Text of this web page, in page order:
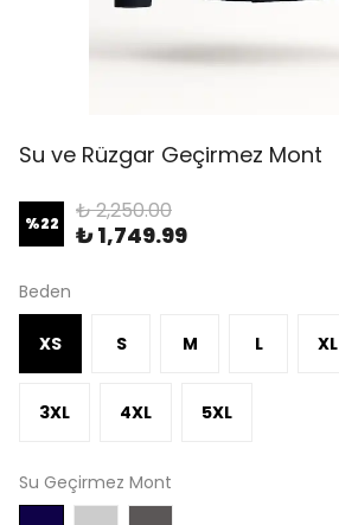
Su ve Rüzgar Geçirmez Mont
%22 ₺ 2,250.00
₺ 1,749.99
Beden
XS S M L XL
3XL 4XL 5XL
Su Geçirmez Mont